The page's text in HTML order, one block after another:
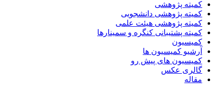
کمیته پژوهشی
کمیته پژوهشی دانشجویی
کمیته پژوهشی هیئت علمی
کمیته پشتیبانی کنگره و سمینارها
کمیسیون
آرشیو کمیسیون ها
کمیسیون های پیش رو
گالری عکس
مقاله